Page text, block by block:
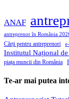
ANAF
antreprenor în România
Cărți pentru antreprenori
Institutul Național de
piața muncii din România
Te-ar mai putea